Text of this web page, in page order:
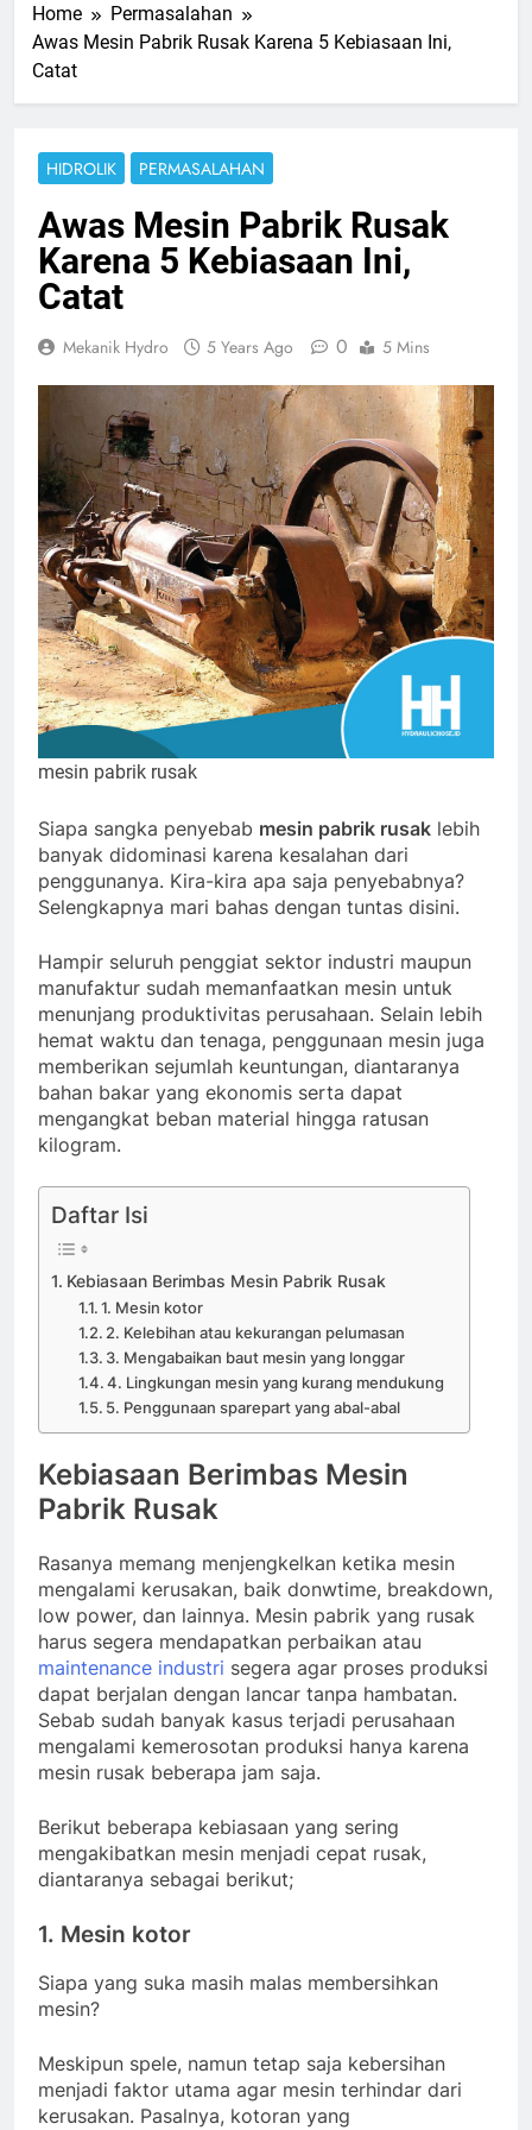
Home
Permasalahan
Awas Mesin Pabrik Rusak Karena 5 Kebiasaan Ini,
Catat
HIDROLIK PERMASALAHAN
Awas Mesin Pabrik Rusak
Karena 5 Kebiasaan Ini,
Catat
Mekanik Hydro 5 Years Ago 0 5 Mins
mesin pabrik rusak
Siapa sangka penyebab mesin pabrik rusak lebih
banyak didominasi karena kesalahan dari
penggunanya. Kira-kira apa saja penyebabnya?
Selengkapnya mari bahas dengan tuntas disini.
Hampir seluruh penggiat sektor industri maupun
manufaktur sudah memanfaatkan mesin untuk
menunjang produktivitas perusahaan. Selain lebih
hemat waktu dan tenaga, penggunaan mesin juga
memberikan sejumlah keuntungan, diantaranya
bahan bakar yang ekonomis serta dapat
mengangkat beban material hingga ratusan
kilogram.
Daftar Isi
Kebiasaan Berimbas Mesin Pabrik Rusak
1. Mesin kotor
2. Kelebihan atau kekurangan pelumasan
3. Mengabaikan baut mesin yang longgar
4. Lingkungan mesin yang kurang mendukung
5. Penggunaan sparepart yang abal-abal
Kebiasaan Berimbas Mesin
Pabrik Rusak
Rasanya memang menjengkelkan ketika mesin
mengalami kerusakan, baik donwtime, breakdown,
low power, dan lainnya. Mesin pabrik yang rusak
harus segera mendapatkan perbaikan atau
maintenance industri segera agar proses produksi
dapat berjalan dengan lancar tanpa hambatan.
Sebab sudah banyak kasus terjadi perusahaan
mengalami kemerosotan produksi hanya karena
mesin rusak beberapa jam saja.
Berikut beberapa kebiasaan yang sering
mengakibatkan mesin menjadi cepat rusak,
diantaranya sebagai berikut;
1. Mesin kotor
Siapa yang suka masih malas membersihkan
mesin?
Meskipun spele, namun tetap saja kebersihan
menjadi faktor utama agar mesin terhindar dari
kerusakan. Pasalnya, kotoran yang